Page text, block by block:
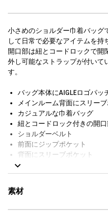
小さめのショルダー巾着バッグ
して日常で必要なアイテムを
開口部は紐とコードロックで開
外し可能なストラップが付いて
す。
バッグ本体にAIGLEロゴパッ
メインルーム背面にスリー
カジュアルな巾着バッグ
紐とコードロック付きの開
ショルダーベルト
前面にジップポケット
背面にスリーブポケット
両開きサイドポケット
ミニポーチ付き
撥水
AIGLE FOR TOMORROW（
素材